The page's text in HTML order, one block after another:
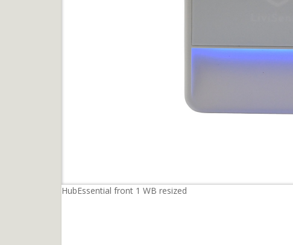
HubEssential front 1 WB resized